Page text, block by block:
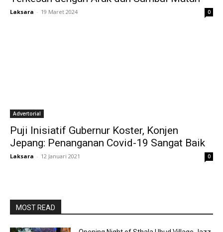
Laksara - 19 Maret 2024 0
Advertorial
Puji Inisiatif Gubernur Koster, Konjen
Jepang: Penanganan Covid-19 Sangat Baik
Laksara - 12 Januari 2021 0
MOST READ